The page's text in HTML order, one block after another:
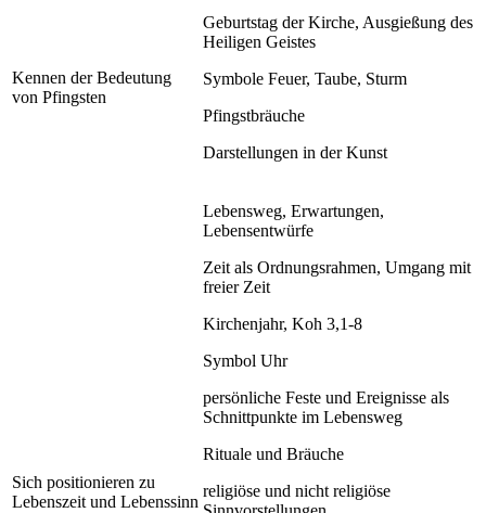
Kennen der Bedeutung
von Pfingsten
Geburtstag der Kirche, Ausgießung des
Heiligen Geistes
Symbole Feuer, Taube, Sturm
Pfingstbräuche
Darstellungen in der Kunst
Sich positionieren zu
Lebenszeit und Lebenssinn
Lebensweg, Erwartungen,
Lebensentwürfe
Zeit als Ordnungsrahmen, Umgang mit
freier Zeit
Kirchenjahr, Koh 3,1-8
Symbol Uhr
persönliche Feste und Ereignisse als
Schnittpunkte im Lebensweg
Rituale und Bräuche
religiöse und nicht religiöse